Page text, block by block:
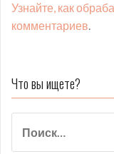
Узнайте, как
комментариев.
Что вы ищете?